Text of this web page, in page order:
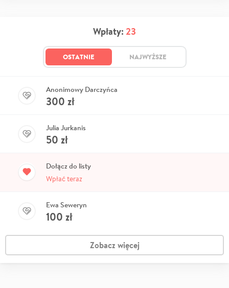
Wpłaty: 23
OSTATNIE NAJWYŻSZE
Anonimowy Darczyńca
300 zł
Julia Jurkanis
50 zł
Dołącz do listy
Wpłać teraz
Ewa Seweryn
100 zł
Zobacz więcej